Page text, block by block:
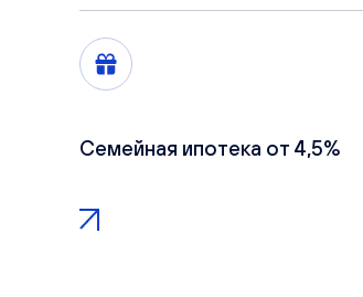
Семейная ипотека от 4,5%